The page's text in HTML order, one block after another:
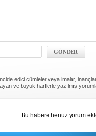
edici cümleler veya imalar,
ve büyük harflerle yazılmış
Bu habere henüz yorum